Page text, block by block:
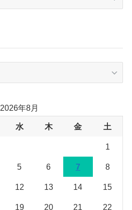
2026年8月
水 木 金 土
1
5 6 7 8
12 13 14 15
19 20 21 22